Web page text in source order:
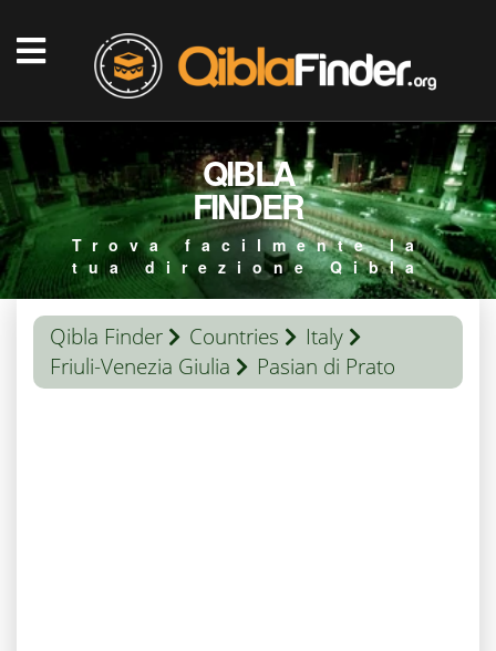
QIBLA
FINDER
Trova facilmente la
tua direzione Qibla
Qibla Finder Countries
Italy
Friuli-Venezia Giulia
Pasian di Prato